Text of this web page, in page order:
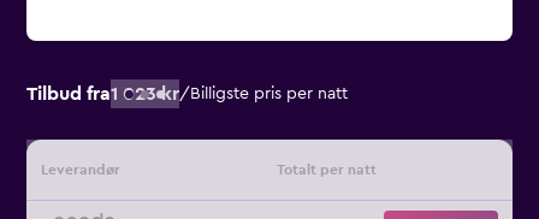
Tilbud fra1 023 kr/ Billigste pris per natt
Leverandør Totalt per natt